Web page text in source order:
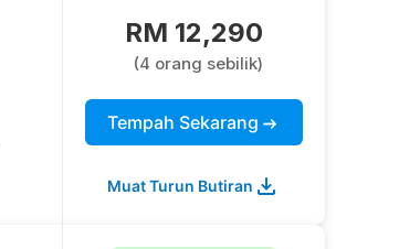
RM 12,290
(4 orang sebilik)
Tempah Sekarang
Muat Turun Butiran